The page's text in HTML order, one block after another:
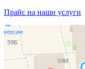
Прайс на наши услуги